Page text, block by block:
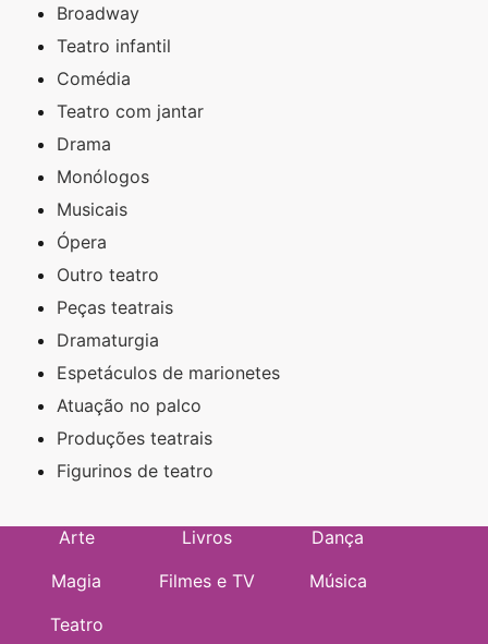
Broadway
Teatro infantil
Comédia
Teatro com jantar
Drama
Monólogos
Musicais
Ópera
Outro teatro
Peças teatrais
Dramaturgia
Espetáculos de marionetes
Atuação no palco
Produções teatrais
Figurinos de teatro
Arte Livros
Dança
Magia
Filmes e TV
Música
Teatro